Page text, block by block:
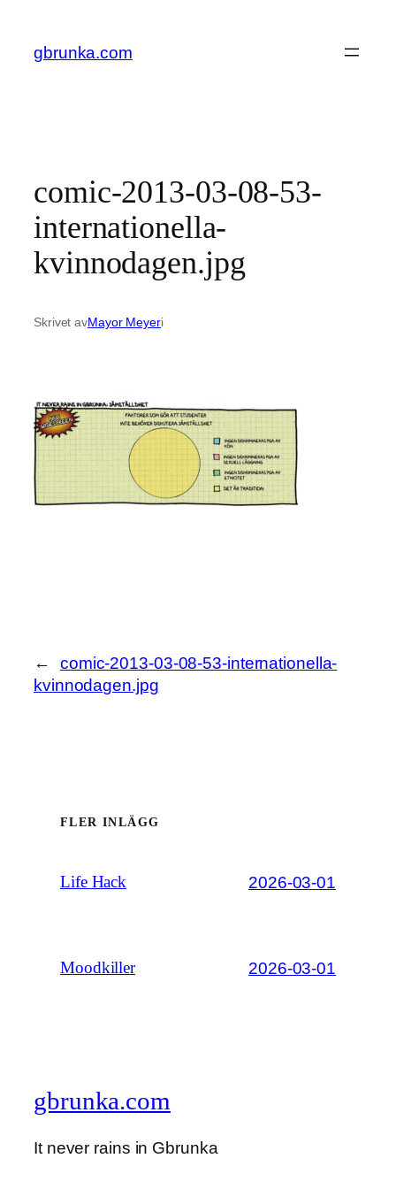
innehåll
gbrunka.com
comic-2013-03-08-53-
internationella-
kvinnodagen.jpg
Skrivet avMayor Meyeri
←
comic-2013-03-08-53-internationella-
kvinnodagen.jpg
FLER INLÄGG
Life Hack 2026-03-01
Moodkiller 2026-03-01
gbrunka.com
It never rains in Gbrunka